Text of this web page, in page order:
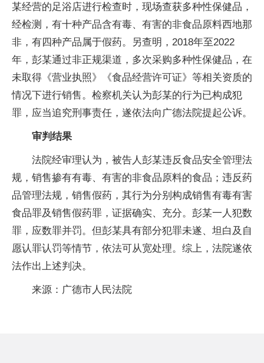
某经营的足浴店进行检查时，现场查获多种性保健品，
经检测，有十种产品含有毒、有害的非食品原料西地那
非，有四种产品属于假药。另查明，2018年至2022
年，彭某通过非正规渠道，多次采购多种性保健品，在
未取得《营业执照》《食品经营许可证》等相关资质的
情况下进行销售。检察机关认为彭某的行为已构成犯
罪，应当追究刑事责任，遂依法向广德法院提起公诉。
审判结果
法院经审理认为，被告人彭某违反食品安全管理法
规，销售掺有有毒、有害的非食品原料的食品；违反药
品管理法规，销售假药，其行为分别构成销售有毒有害
食品罪及销售假药罪，证据确实、充分。彭某一人犯数
罪，应数罪并罚。但彭某具有部分犯罪未遂、坦白及自
愿认罪认罚等情节，依法可从宽处理。综上，法院遂依
法作出上述判决。
来源：广德市人民法院